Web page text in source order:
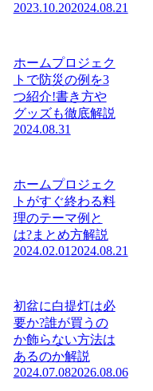
2023.10.202024.08.21
ホームプロジェク
トで防災の例を3
つ紹介!書き方や
グッズも徹底解説
2024.08.31
ホームプロジェク
トがすぐ終わる料
理のテーマ例と
は?まとめ方解説
2024.02.01 2024.08.21
初盆に白提灯は必
要か?誰が買うの
か飾らない方法は
あるのか解説
2024.07.082026.08.06